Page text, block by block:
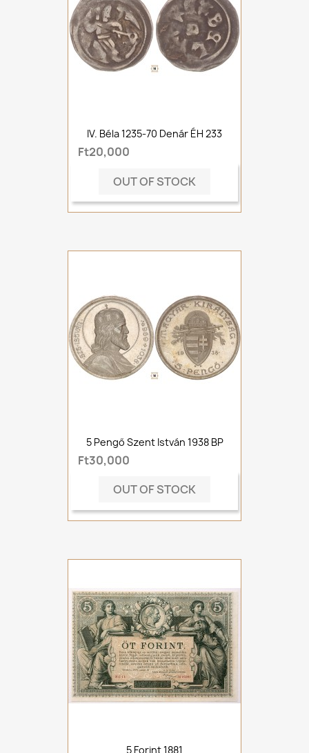
IV. Béla 1235-70 Denár ÉH 233
Ft20,000
OUT OF STOCK
5 Pengő Szent István 1938 BP
Ft30,000
OUT OF STOCK
5 Forint 1881